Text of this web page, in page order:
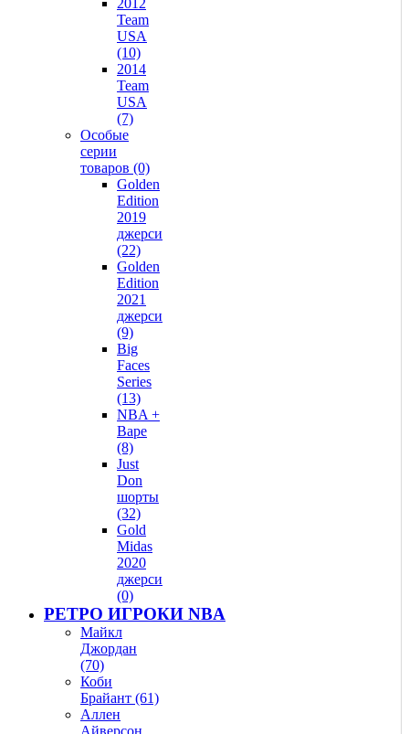
Team
USA
(10)
2014
Team
USA
(7)
Особые
серии
товаров (0)
Golden
Edition
2019
джерси
(22)
Golden
Edition
2021
джерси
(9)
Big
Faces
Series
(13)
NBA +
Bape
(8)
Just
Don
шорты
(32)
Gold
Midas
2020
джерси
(0)
РЕТРО ИГРОКИ NBA
Майкл
Джордан
(70)
Коби
Брайант (61)
Аллен
Айверсон